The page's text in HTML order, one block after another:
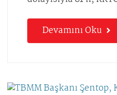
Devamını Oku